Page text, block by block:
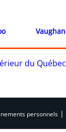
Vaughan
du Québec
personnels |